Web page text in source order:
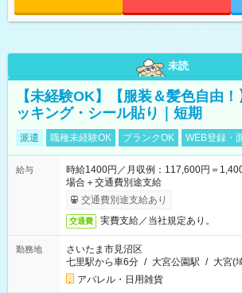
未読
【未経験OK】【服装＆髪色自由
ッキング・シール貼り｜短期
派遣 職種未経験OK ブランクOK WEB登録・
給与
時給1400円／月収例：117,600円＝
場合＋交通費別途支給
交通費別途支給あり
交通費 実費支給／当社規定あり。
勤務地
さいたま市見沼区
七里駅から車6分 / 大宮公園駅 / 大宮(
アパレル・日用雑貨